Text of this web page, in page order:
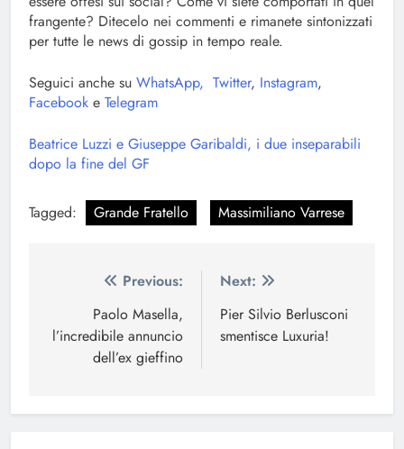
frangente? Ditecelo nei commenti e rimanete sintonizzati
per tutte le news di gossip in tempo reale.
Seguici anche su WhatsApp, Twitter, Instagram,
Facebook e Telegram
Beatrice Luzzi e Giuseppe Garibaldi, i due inseparabili
dopo la fine del GF
Tagged: Grande Fratello Massimiliano Varrese
Navigazione
articoli
Previous:
Paolo Masella,
l’incredibile annuncio
dell’ex gieffino
Next:
Pier Silvio Berlusconi
smentisce Luxuria!